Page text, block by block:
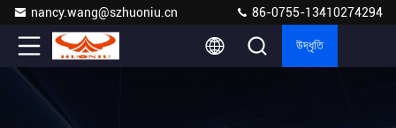
nancy.wang@szhuoniu.cn 86-0755-13410274294
উদ্ধৃতি